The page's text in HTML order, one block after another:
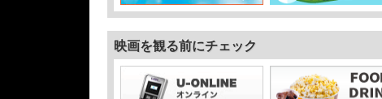
映画を観る前にチェック